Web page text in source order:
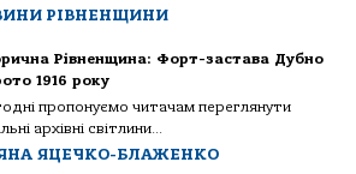
РІВНЕНЩИНИ
Рівненщина: Форт-застава Дубно
1916 року
пропонуємо читачам переглянути
архівні світлини...
ЯЦЕЧКО-БЛАЖЕНКО